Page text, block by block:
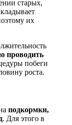
старых,
их
проводить
побеги
роста.
подкормки,
. Для этого в